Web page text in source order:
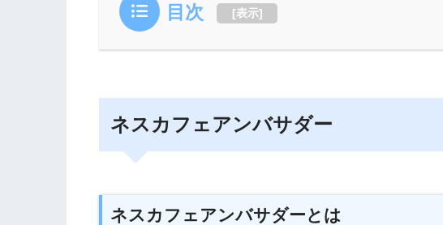
目次 [表示]
ネスカフェアンバサダー
ネスカフェアンバサダーとは